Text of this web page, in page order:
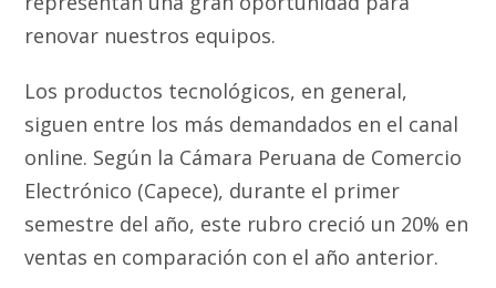
renovar nuestros equipos.
Los productos tecnológicos, en general,
siguen entre los más demandados en el canal
online. Según la Cámara Peruana de Comercio
Electrónico (Capece), durante el primer
semestre del año, este rubro creció un 20% en
ventas en comparación con el año anterior.